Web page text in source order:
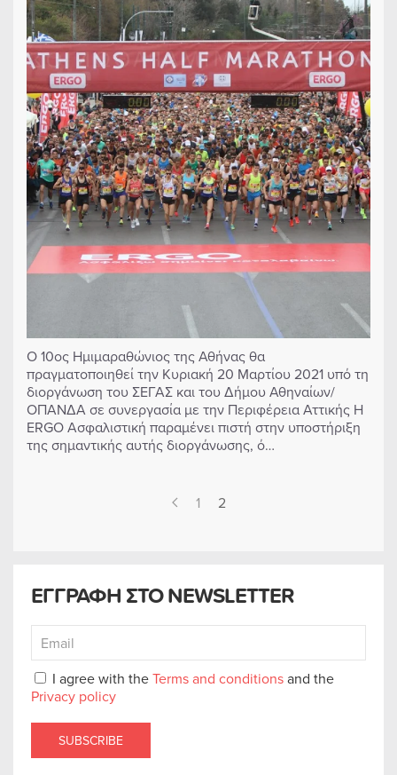
ΕΓΓΡΑΦΗ ΣΤΟ NEWSLETTER
I agree with theTerms and conditionsand the
Privacy policy
SUBSCRIBE
Ο 10ος Ημιμαραθώνιος της Αθήνας θα
πραγματοποιηθεί την Κυριακή 20 Μαρτίου 2021 υπό τη
διοργάνωση του ΣΕΓΑΣ και του Δήμου Αθηναίων/
ΟΠΑΝΔΑ σε συνεργασία με την Περιφέρεια Αττικής Η
ERGO Ασφαλιστική παραμένει πιστή στην υποστήριξη
της σημαντικής αυτής διοργάνωσης, ό…
1 2